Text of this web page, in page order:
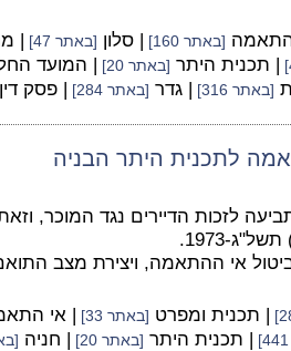
[באתר 160] | סלון [באתר 47] |
| תכנית היתר [באתר 20] | המועד
[באתר 316] | גדר [באתר 284] | פסק דין
לתכנית היתר הבניה
לזכות הדיירים נגד המוכר,
1973.
אי ההתאמה, ויצירת מצב
| תכנית ומפרט [באתר 33] | אי
| תכנית היתר [באתר 20] | חניה